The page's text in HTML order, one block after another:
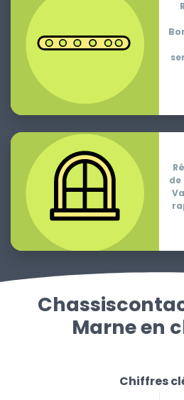
Marne en
Chiffres